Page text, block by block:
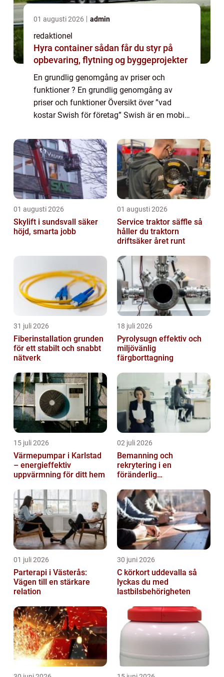
01 augusti 2026 admin
redaktionel
Hyra container sådan får du styr på
opbevaring, flytning og byggeprojekter
En grundlig genomgång av priser och
funktioner ? En grundlig genomgång av
priser och funktioner Översikt över ”vad
kostar Swish för företag” Swish är en mobil
Sverige de senaste åren. Genom att a...
01 augusti 2026
Skylift i sundsvall säker
höjd, smarta jobb
01 augusti 2026
Service traktor säffle så
håller du traktorn
driftsäker året runt
31 juli 2026
Fiberinstallation grunden
för ett stabilt och snabbt
nätverk
18 juli 2026
Pyrolysugn effektiv och
miljövänlig
färgborttagning
15 juli 2026
Värmepumpar i Karlstad
– energieffektiv
uppvärmning för ditt hem
02 juli 2026
Bemanning och
rekrytering i en
föränderlig
01 juli 2026
Parterapi i Västerås:
Vägen till en stärkare
relation
30 juni 2026
C körkort uddevalla så
lyckas du med
lastbilsbehörigheten